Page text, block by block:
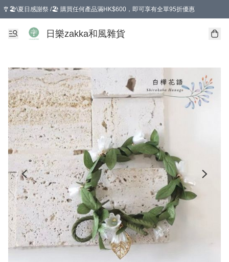
🎐🏖️\夏日感謝祭 /🏖️ 購買任何產品滿HK$600，即可享有全單95折優惠
選擇GoGoX住宅/工商地址配送，單一訂單消費購物滿HK$680(折扣後），可享有
日樂zakka和風雜貨